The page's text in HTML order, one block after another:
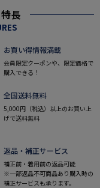
長
お買い得情報満載
会員限定クーポンや、限定価格で
購入できる！
全国送料無料
5,000円（税込）以上のお買い上
げで送料無料
返品・補正サービス
補正前・着用前の返品可能
※一部返品不可商品あり購入時の
補正サービスも承ります。